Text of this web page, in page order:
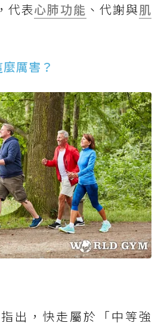
代表心肺功能 、代謝與肌
厲害？
出，快走屬於「中等強